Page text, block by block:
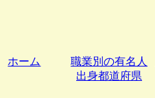
ホーム
職業別の有名人
出身都道府県